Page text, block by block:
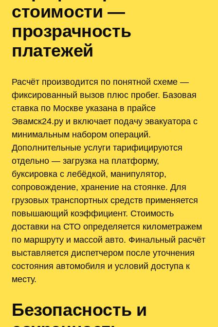
стоимости —
прозрачность
платежей
Расчёт производится по понятной схеме —
фиксированный вызов плюс пробег. Базовая
ставка по Москве указана в прайсе
Эвамск24.ру и включает подачу эвакуатора с
минимальным набором операций.
Дополнительные услуги тарифицируются
отдельно — загрузка на платформу,
буксировка с лебёдкой, манипулятор,
сопровождение, хранение на стоянке. Для
грузовых транспортных средств применяется
повышающий коэффициент. Стоимость
доставки на СТО определяется километражем
по маршруту и массой авто. Финальный расчёт
выставляется диспетчером после уточнения
состояния автомобиля и условий доступа к
месту.
Безопасность и